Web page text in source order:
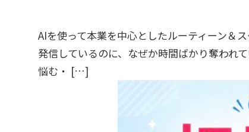
AIを使って本業を中心としたルーティーン＆
発信しているのに、なぜか時間ばかり奪われ
悩む・ […]